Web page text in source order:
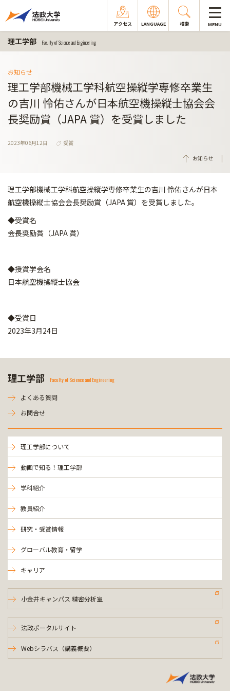
アクセス LANGUAGE 検索 MENU
理工学部 Faculty of Science and Engineering
お知らせ
理工学部機械工学科航空操縦学専修卒業生
の吉川 怜佑さんが日本航空機操縦士協会会
長奨励賞（JAPA 賞）を受賞しました
2023年06月12日
受賞
お知らせ
理工学部機械工学科航空操縦学専修卒業生の吉川 怜佑さんが日本
航空機操縦士協会会長奨励賞（JAPA 賞）を受賞しました。
◆受賞名
会長奨励賞（JAPA 賞）
◆授賞学会名
日本航空機操縦士協会
◆受賞日
2023年3月24日
理工学部 Faculty of Science and Engineering
よくある質問
お問合せ
理工学部について
動画で知る！理工学部
学科紹介
教員紹介
研究・受賞情報
グローバル教育・留学
キャリア
小金井キャンパス 精密分析室
法政ポータルサイト
Webシラバス（講義概要）